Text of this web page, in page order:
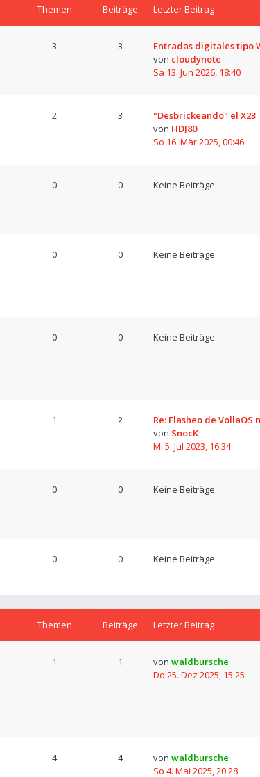
Themen Beiträge Letzter Beitrag
3 3
Entradas digitales tipo
von cloudynote
Sa 13. Jun 2026, 18:40
2 3
"Desbrickeando" el X23
von HDJ80
So 16. Mär 2025, 00:46
0 0 Keine Beiträge
0 0 Keine Beiträge
0 0 Keine Beiträge
1 2
Re: Flasheo de VollaOS
von SnocK
Mi 5. Jul 2023, 16:34
0 0 Keine Beiträge
0 0 Keine Beiträge
Themen Beiträge Letzter Beitrag
1 1 von waldbursche
Do 25. Dez 2025, 15:25
4 4 von waldbursche
So 4. Mai 2025, 20:28